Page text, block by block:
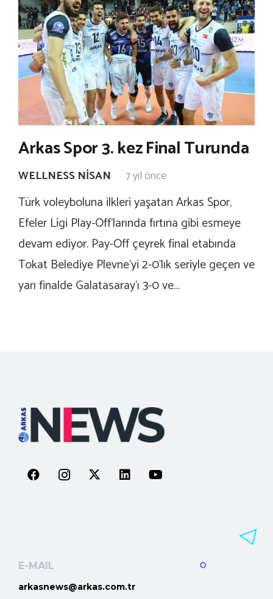
Arkas Spor 3. kez Final Turunda
WELLNESS NISAN 7 yıl önce
Türk voleyboluna ilkleri yaşatan Arkas Spor,
Efeler Ligi Play-Off’larında fırtına gibi esmeye
devam ediyor. Pay-Off çeyrek final etabında
Tokat Belediye Plevne’yi 2-0’lık seriyle geçen ve
yarı finalde Galatasaray’ı 3-0 ve…
E-MAIL
arkasnews@arkas.com.tr